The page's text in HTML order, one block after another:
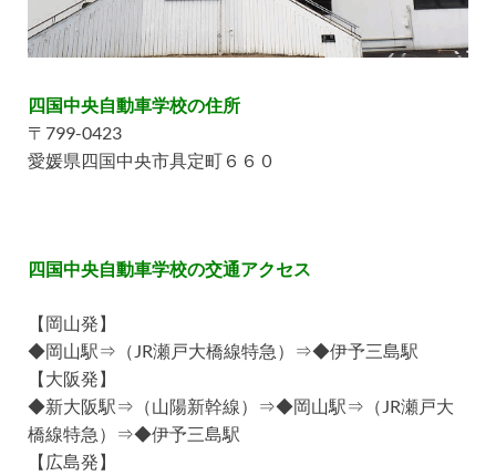
四国中央自動車学校の住所
〒799-0423
愛媛県四国中央市具定町６６０
四国中央自動車学校の交通アクセス
【岡山発】
◆岡山駅⇒（JR瀬戸大橋線特急）⇒◆伊予三島駅
【大阪発】
◆新大阪駅⇒（山陽新幹線）⇒◆岡山駅⇒（JR瀬戸大
橋線特急）⇒◆伊予三島駅
【広島発】